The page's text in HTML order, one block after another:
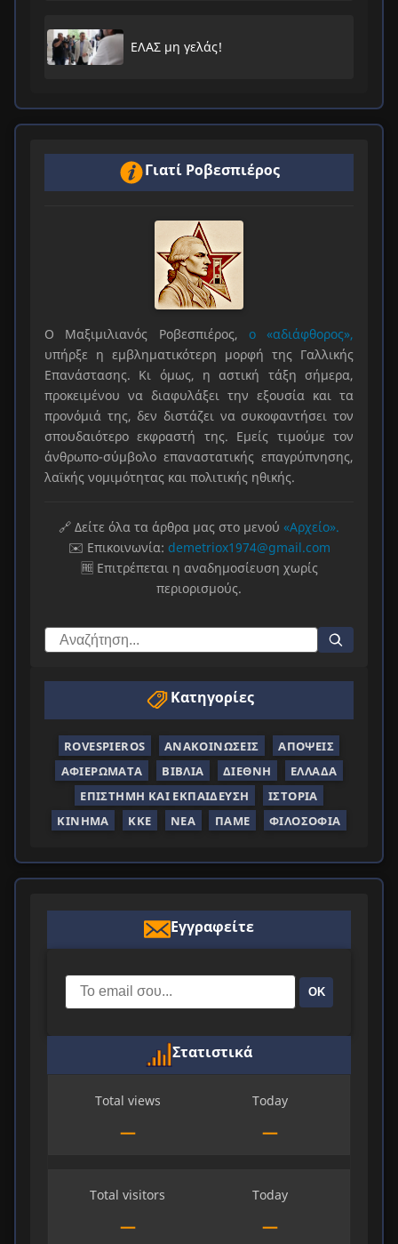
ΕΛΑΣ μη γελάς!
Γιατί Ροβεσπιέρος
Ο Μαξιμιλιανός Ροβεσπιέρος, ο «αδιάφθορος»,
υπήρξε η εμβληματικότερη μορφή της Γαλλικής
Επανάστασης. Κι όμως, η αστική τάξη σήμερα,
προκειμένου να διαφυλάξει την εξουσία και τα
προνόμιά της, δεν διστάζει να συκοφαντήσει τον
σπουδαιότερο εκφραστή της. Εμείς τιμούμε τον
άνθρωπο-σύμβολο επαναστατικής επαγρύπνησης,
λαϊκής νομιμότητας και πολιτικής ηθικής.
🔗 Δείτε όλα τα άρθρα μας στο μενού «Αρχείο».
✉️ Επικοινωνία: demetriox1974@gmail.com
🆓 Επιτρέπεται η αναδημοσίευση χωρίς
περιορισμούς.
Κατηγορίες
ROVESPIEROS ΑΝΑΚΟΙΝΏΣΕΙΣ
ΑΠΌΨΕΙΣ
ΑΦΙΕΡΏΜΑΤΑ
ΒΙΒΛΊΑ ΔΙΕΘΝΉ
ΕΛΛΆΔΑ
ΕΠΙΣΤΉΜΗ ΚΑΙ ΕΚΠΑΊΔΕΥΣΗ
ΙΣΤΟΡΊΑ
ΚΊΝΗΜΑ
ΚΚΕ ΝΈΑ ΠΑΜΕ ΦΙΛΟΣΟΦΊΑ
Εγγραφείτε
ΟΚ
Στατιστικά
Total views
—
Today
—
Total visitors
—
Today
—